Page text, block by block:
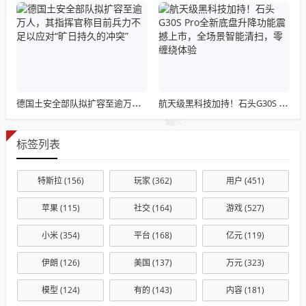
德国土安全部队拟扩容至逾万人，其指挥官称目前兵力不足以应对“旷日持久的冲突” 航天级黑科技加持！石头G30S Pro全新底盘升降功能震撼上市，全场景智能清扫，零缠绕体验
标签列表
特斯拉(156) 玩家(362) 用户 (451)
苹果(115) 社交(164) 游戏(527)
小米(354) 平台 (168) 亿元(119)
伊朗 (126) 美国 (137) 万元(323)
模型 (124) 有的 (143) 内容(181)